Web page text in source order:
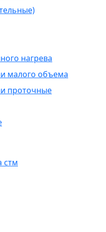
нагрева
малого объема
проточные
стм